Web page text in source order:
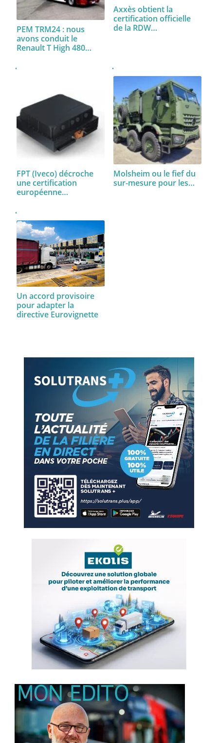
PEM TRM24 : nous
avons conduit le
Renault T High 480…
Axxès obtient la
certification officielle
de la RDW…
FPT (Iveco) décroche
une certification
européenne…
Molsheim ou le fief du
sur-mesure pour les…
Un accord provisoire
pour adapter la
directive Eurovignette